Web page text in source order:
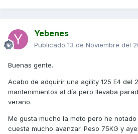
Yebenes
Publicado 13 de Noviembre del
Buenas gente.
Acabo de adquirir una agility 125 E4 del
mantenimientos al día pero llevaba
verano.
Me gusta mucho la moto pero he
cuesta mucho avanzar. Peso 75KG y